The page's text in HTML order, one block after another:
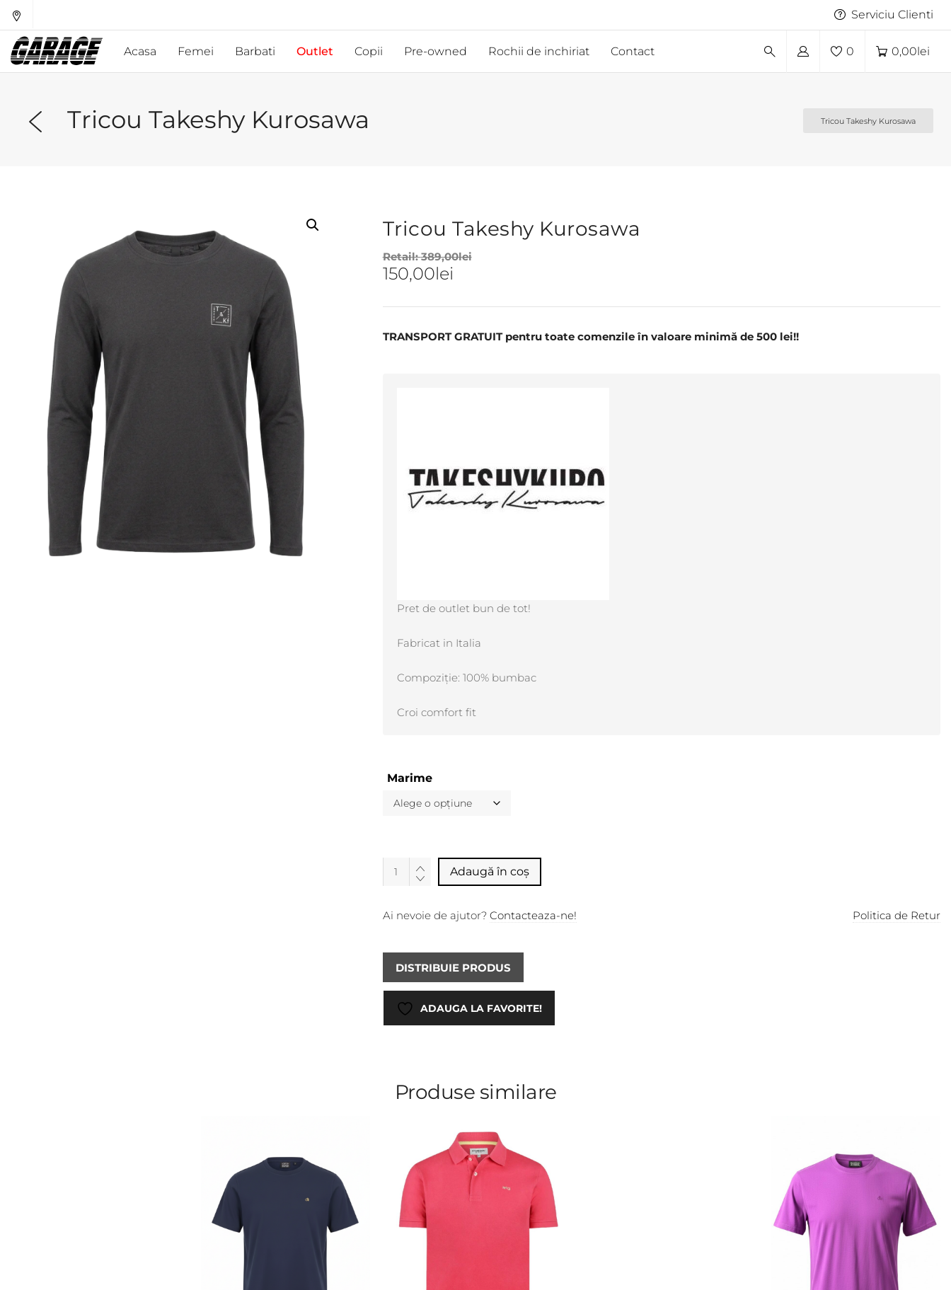
Serviciu Clienti
Acasa Femei Barbati Outlet Copii Pre-owned Rochii de inchiriat Contact 0 0,00lei
Tricou Takeshy Kurosawa Tricou Takeshy Kurosawa
Tricou Takeshy Kurosawa
Retail:389,00lei
150,00lei
TRANSPORT GRATUIT pentru toate comenzile în valoare minimă de 500 lei!!
Pret de outlet bun de tot!
Fabricat in Italia
Compoziție: 100% bumbac
Croi comfort fit
Marime
Adaugă în coș
Ai nevoie de ajutor? Contacteaza-ne! Politica de Retur
DISTRIBUIE PRODUS
ADAUGA LA FAVORITE!
Produse similare